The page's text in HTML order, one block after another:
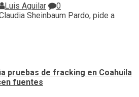
Luis Aguilar
0
Sheinbaum Pardo, pide a
pruebas de fracking en Coahuila
fuentes